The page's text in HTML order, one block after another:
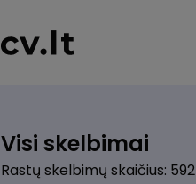
Visi skelbimai
Rastų skelbimų skaičius: 592